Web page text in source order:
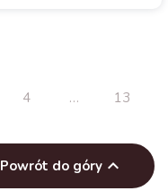
4 … 13
Powrót do góry 